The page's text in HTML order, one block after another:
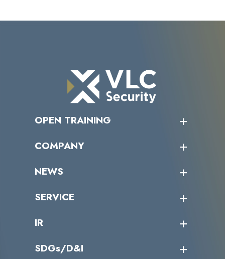
OPEN TRAINING
受講者の声
COMPANY
トップメッセージ
ミッション／ビジョン
パートナー企業一覧
NEWS
サイバーニュース
SERVICE
カテゴリー別サービス一覧
IR
IRカレンダー
SDGs/D&I